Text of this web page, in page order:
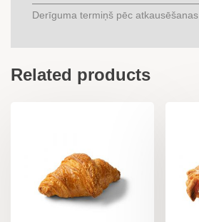
Derīguma termiņš pēc atkausēšanas
Related products